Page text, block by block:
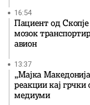
16:54
Пациент од
мозок
авион
13:37
„Мајка
реакции кај грчки
медиуми